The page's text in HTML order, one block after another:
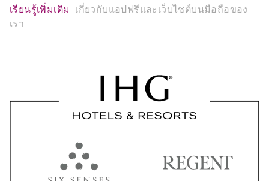
เรียนรู้เพิ่มเติม
เกี่ยวกับแอปฟรีและเว็บไซต์บนมือถือของ
เรา